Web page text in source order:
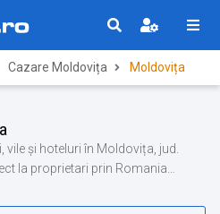
Cazare Moldovița Moldovița
vile și hoteluri în Moldovița, jud.